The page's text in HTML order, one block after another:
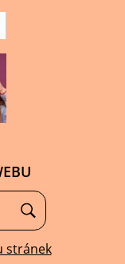
stránek